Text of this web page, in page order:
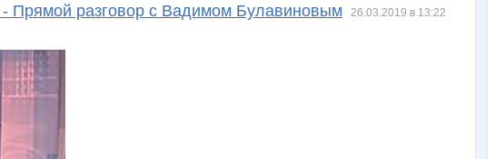
- Прямой разговор с Вадимом Булавиновым
26.03.2019 в 13:22